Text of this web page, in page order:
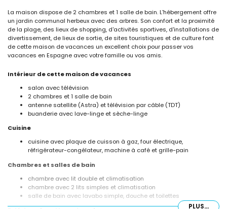
La maison dispose de 2 chambres et 1 salle de bain. L'hébergement offre
un jardin communal herbeux avec des arbres. Son confort et la proximité
de la plage, des lieux de shopping, d'activités sportives, d'installations de
divertissement, de lieux de sortie, de sites touristiques et de culture font
de cette maison de vacances un excellent choix pour passer vos
vacances en Espagne avec votre famille ou vos amis.
Intérieur de cette maison de vacances
salon avec télévision
2 chambres et 1 salle de bain
antenne satellite (Astra) et télévision par câble (TDT)
buanderie avec lave-linge et sèche-linge
Cuisine
cuisine avec plaque de cuisson à gaz, four électrique,
réfrigérateur-congélateur, machine à café et grille-pain
Chambres et salles de bain
chambre avec lit double et climatisation
chambre avec 2 lits simples et climatisation
salle de bain avec lavabo simple, douche et toilettes
PLUS...